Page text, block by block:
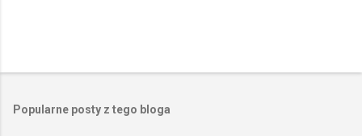
Popularne posty z tego bloga